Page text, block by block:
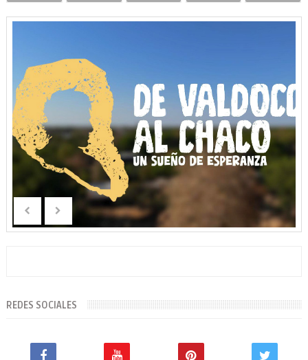
REDES SOCIALES